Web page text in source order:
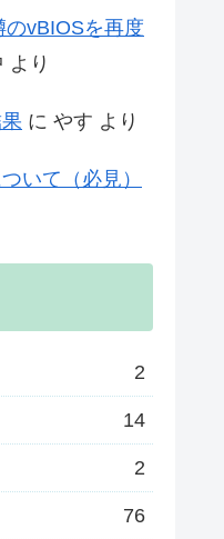
vBIOSを再度
より
に やす より
いて（必見）
2
14
2
76